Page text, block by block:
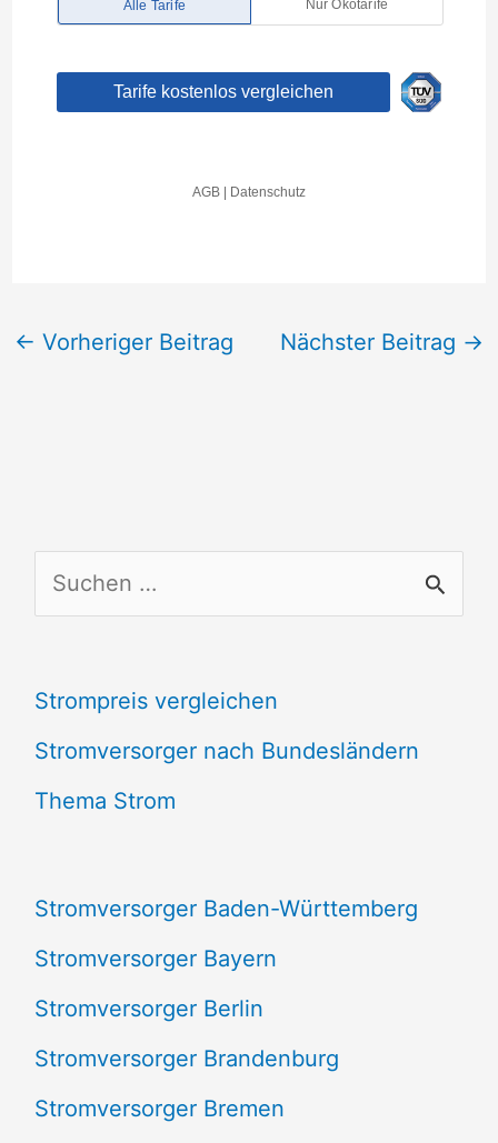
← Vorheriger Beitrag Nächster Beitrag →
u
h
e
n
h
:
Strompreis vergleichen
Stromversorger nach Bundesländern
Thema Strom
Stromversorger Baden-Württemberg
Stromversorger Bayern
Stromversorger Berlin
Stromversorger Brandenburg
Stromversorger Bremen